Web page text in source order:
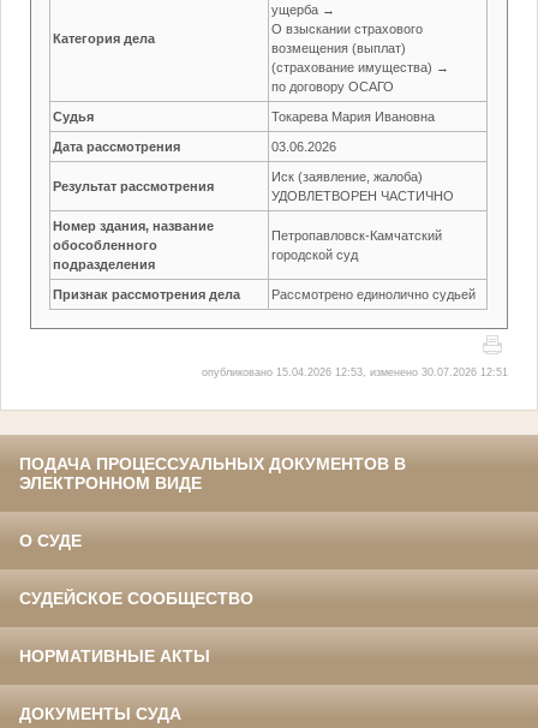
Категория дела
ущерба →
О взыскании страхового
возмещения (выплат)
(страхование имущества) →
по договору ОСАГО
Судья Токарева Мария Ивановна
Дата рассмотрения 03.06.2026
Результат рассмотрения
Иск (заявление, жалоба)
УДОВЛЕТВОРЕН ЧАСТИЧНО
Номер здания, название
обособленного
подразделения
Петропавловск-Камчатский
городской суд
Признак рассмотрения дела Рассмотрено единолично судьей
опубликовано 15.04.2026 12:53, изменено 30.07.2026 12:51
ПОДАЧА ПРОЦЕССУАЛЬНЫХ ДОКУМЕНТОВ В
ЭЛЕКТРОННОМ ВИДЕ
О СУДЕ
СУДЕЙСКОЕ СООБЩЕСТВО
НОРМАТИВНЫЕ АКТЫ
ДОКУМЕНТЫ СУДА